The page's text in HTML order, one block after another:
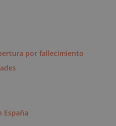
por fallecimiento
España